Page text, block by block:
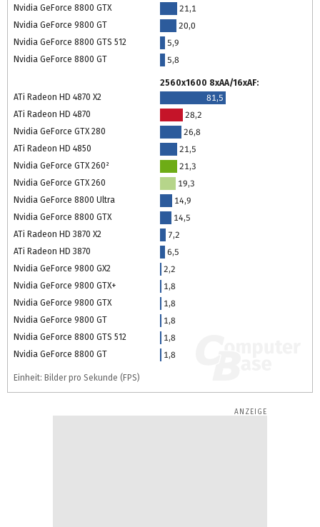
Nvidia GeForce 8800 GTX
21,1
Nvidia GeForce 9800 GT
20,0
Nvidia GeForce 8800 GTS 512
5,9
Nvidia GeForce 8800 GT
5,8
2560x1600 8xAA/16xAF:
ATi Radeon HD 4870 X2
81,5
ATi Radeon HD 4870
28,2
Nvidia GeForce GTX 280
26,8
ATi Radeon HD 4850
21,5
Nvidia GeForce GTX 260²
21,3
Nvidia GeForce GTX 260
19,3
Nvidia GeForce 8800 Ultra
14,9
Nvidia GeForce 8800 GTX
14,5
ATi Radeon HD 3870 X2
7,2
ATi Radeon HD 3870
6,5
Nvidia GeForce 9800 GX2
2,2
Nvidia GeForce 9800 GTX+
1,8
Nvidia GeForce 9800 GTX
1,8
Nvidia GeForce 9800 GT
1,8
Nvidia GeForce 8800 GTS 512
1,8
Nvidia GeForce 8800 GT
1,8
Einheit: Bilder pro Sekunde (FPS)